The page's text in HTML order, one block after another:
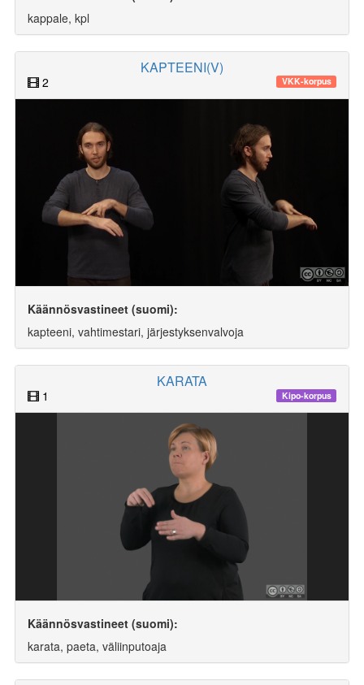
kappale, kpl
KAPTEENI(V)
2 VKK-korpus
Käännösvastineet (suomi):
kapteeni, vahtimestari, järjestyksenvalvoja
KARATA
1 Kipo-korpus
Käännösvastineet (suomi):
karata, paeta, väliinputoaja